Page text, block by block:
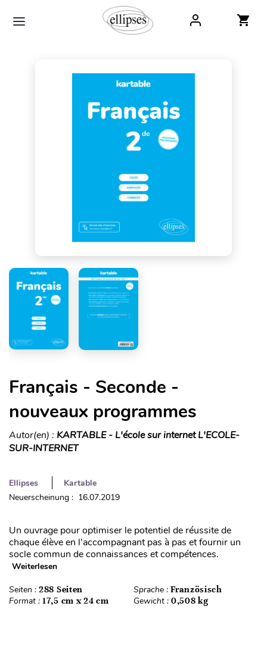
Français - Seconde -
nouveaux programmes
Autor(en) : KARTABLE - L'école sur internet L'ECOLE-
SUR-INTERNET
Ellipses
Kartable
Neuerscheinung : 16.07.2019
Un ouvrage pour optimiser le potentiel de réussite de
chaque élève en l’accompagnant pas à pas et fournir un
socle commun de connaissances et compétences.
Weiterlesen
Seiten : 288 Seiten Sprache : Französisch
Format : 17,5 cm x 24 cm Gewicht : 0,508 kg